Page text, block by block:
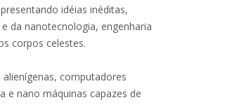
idéias inéditas,
da nanotecnologia, engenharia
corpos celestes.
computadores
e nano máquinas capazes de